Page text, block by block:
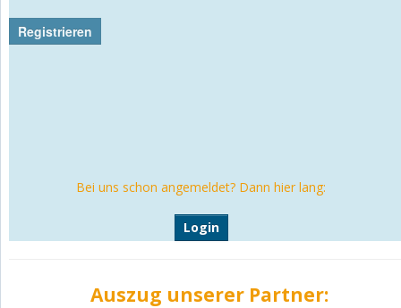
Bei uns schon angemeldet? Dann hier lang:
Login
Auszug unserer Partner: